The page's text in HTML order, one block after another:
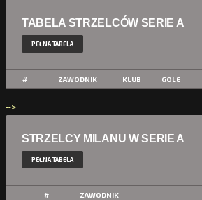
TABELA STRZELCÓW SERIE A
PEŁNA TABELA
# ZAWODNIK KLUB GOLE
-->
STRZELCY MILANU W SERIE A
PEŁNA TABELA
# ZAWODNIK